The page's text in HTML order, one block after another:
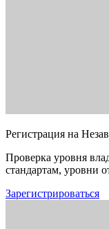
Регистрация на
Проверка уровня
стандартам, уровни
Зарегистрироваться